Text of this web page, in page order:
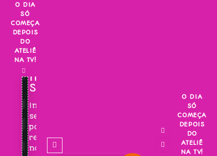
Skip
content
O DIA
SÓ
COMEÇA
DEPOIS
DO
ATELIÊ
NA TV!
INSCREVA-
SE!
Inscreva-
se
para
receber
novidades!
O DIA
SÓ
COMEÇA
DEPOIS
DO
ATELIÊ
NA TV!